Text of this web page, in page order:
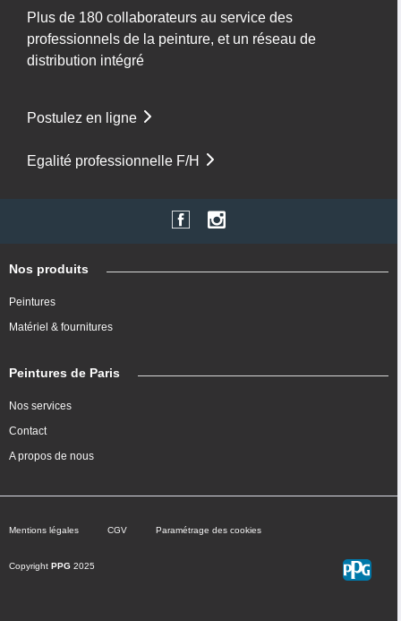
Plus de 180 collaborateurs au service des
professionnels de la peinture, et un réseau de
distribution intégré
Postulez en ligne
Egalité professionnelle F/H
Nos produits
Peintures
Matériel & fournitures
Peintures de Paris
Nos services
Contact
A propos de nous
Mentions légales CGV Paramétrage des cookies
Copyright PPG 2025